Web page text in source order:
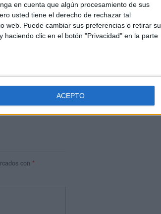
en cuenta que algún procesamiento de sus
usted tiene el derecho de rechazar tal
web. Puede cambiar sus preferencias o retirar su
clic en el botón "Privacidad" en la parte
ACEPTO
Ginés y
encontramos
como docentes, y
con *